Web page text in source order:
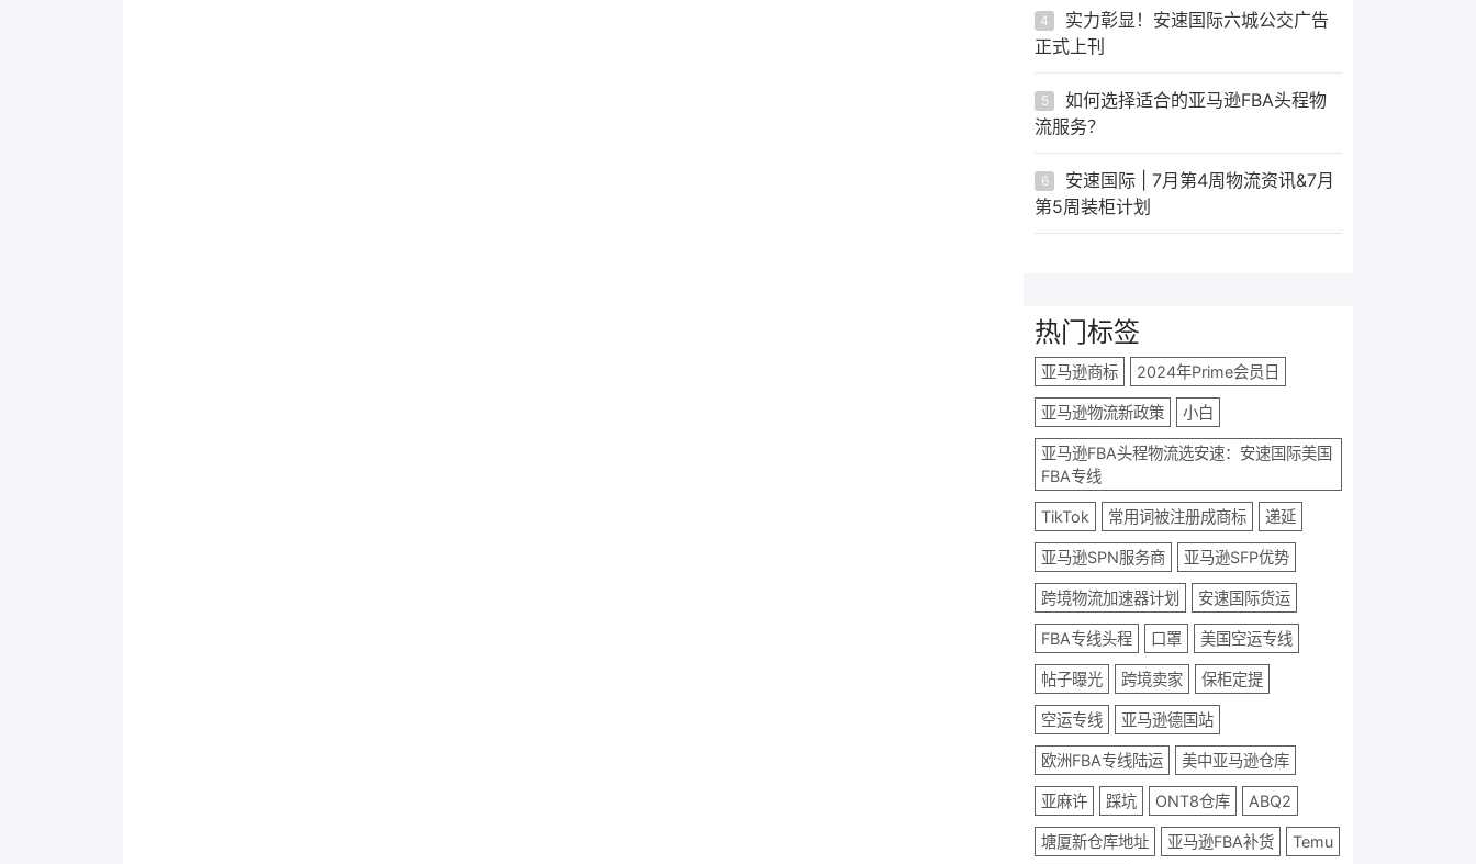
4
实力彰显！安速国际六城公交广告
正式上刊
5
如何选择适合的亚马逊FBA头程物
流服务？
6
安速国际 | 7月第4周物流资讯&7月
第5周装柜计划
热门标签
亚马逊商标 2024年Prime会员日
亚马逊物流新政策 小白
亚马逊FBA头程物流选安速：安速国际美国
FBA专线
TikTok 常用词被注册成商标 递延
亚马逊SPN服务商 亚马逊SFP优势
跨境物流加速器计划 安速国际货运
FBA专线头程 口罩 美国空运专线
帖子曝光 跨境卖家 保柜定提
空运专线 亚马逊德国站
欧洲FBA专线陆运 美中亚马逊仓库
亚麻许 踩坑 ONT8仓库 ABQ2
塘厦新仓库地址 亚马逊FBA补货 Temu